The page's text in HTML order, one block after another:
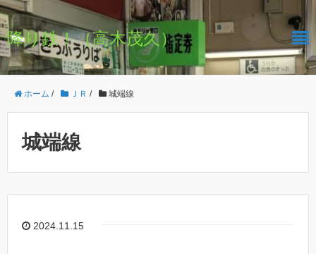
降り鉄！（高木茂久）
ホーム / ＪＲ / 城端線
城端線
2024.11.15